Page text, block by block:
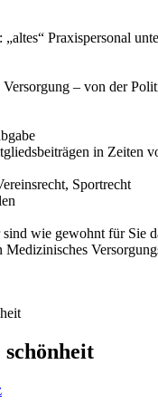
„altes“ Praxispersonal
– von der
in Zeiten